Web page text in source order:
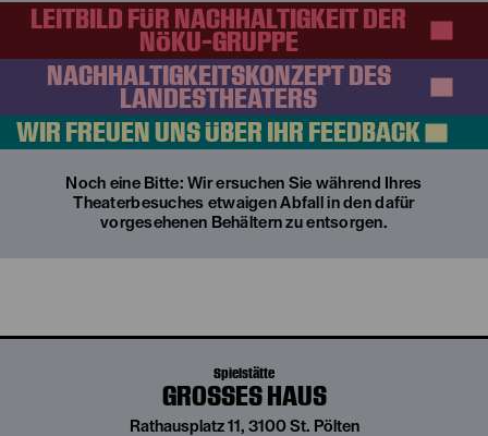
LEITBILD FÜR NACHHALTIGKEIT DER
NÖKU-GRUPPE
NACHHALTIGKEITSKONZEPT DES
LANDESTHEATERS
WIR FREUEN UNS ÜBER IHR FEEDBACK
Noch eine Bitte: Wir ersuchen Sie während Ihres
Theaterbesuches etwaigen Abfall in den dafür
vorgesehenen Behältern zu entsorgen.
Spielstätte
GROSSES HAUS
Rathausplatz 11, 3100 St. Pölten